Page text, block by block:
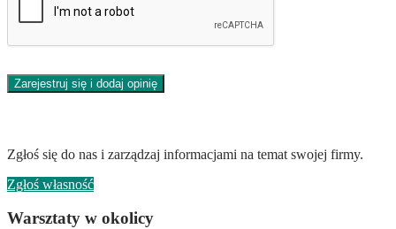
Zarejestruj się i dodaj opinię
Zgłoś się do nas i zarządzaj informacjami na temat swojej firmy.
Zgłoś własność
Warsztaty w okolicy